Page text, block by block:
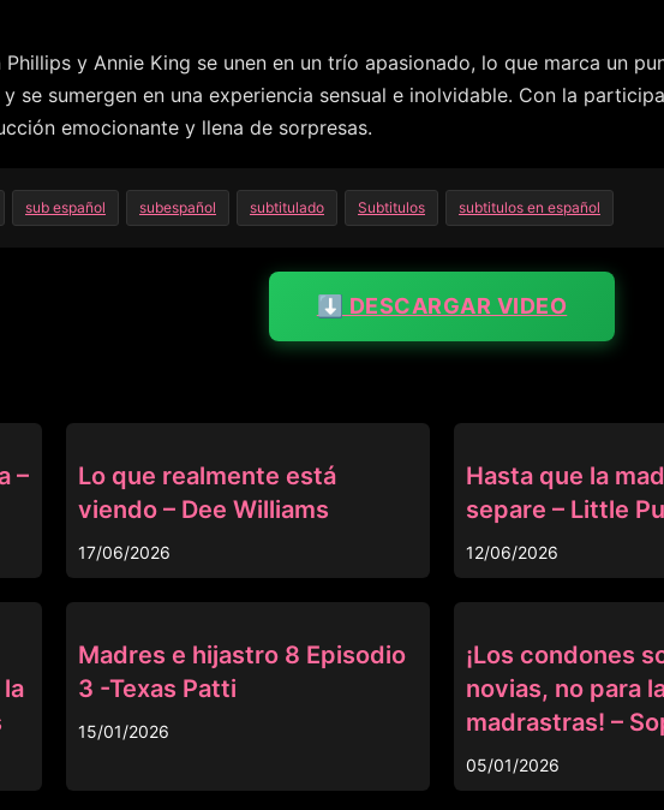
y Annie King se unen en un trío apasionado, lo que marca un
se sumergen en una experiencia sensual e inolvidable. Con la
emocionante y llena de sorpresas.
sub español subespañol subtitulado Subtitulos subtitulos en español
⬇️ DESCARGAR VIDEO
–
Lo que realmente está
viendo – Dee Williams
17/06/2026
Hasta que la
separe – Little
12/06/2026
Madres e hijastro 8 Episodio
3 -Texas Patti
15/01/2026
¡Los condones
novias, no para
madrastras! –
05/01/2026